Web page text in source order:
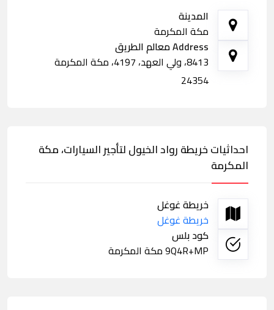
المدينة
مكة المكرمة
Address معالم الطريق
8413، ولي العهد، 4197، مكة المكرمة
24354
احداثيات خريطة رواد الخيول لتأجير السيارات، مكة
المكرمة
خريطة غوغل
خريطة غوغل
كود بلس
9Q4R+MP مكة المكرمة